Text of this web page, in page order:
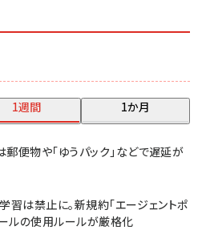
1週間 1か月
便物や「ゆうパック」などで遅延が
は禁止に。新規約「エージェントポ
ルの使用ルールが厳格化